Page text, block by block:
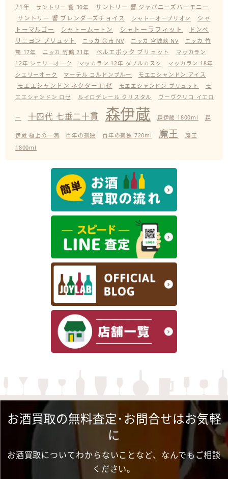
21年 サントリー 響 30年
サントリー 響 ジャパニーズハーモニー
サントリー 響 ブレンダーズチョイス
シャトーオーブリオン
シャ
トーマルゴー
シャトームートン シャトーラフィット
ドンペ
リニヨン ブリュット
ニッカ 余市 NV ニッカ 宮城峡 NV
ニッカ 竹
鶴 17年
ニッカ 竹鶴 21年 ベルエポック ブリュット
マッカラン
12年 シェリーオーク
マッカラン 12年 ダブルカスク
マッカラン 18年
シェリーオーク
マーテル コルドンブルー モエエシャンドン アイス
モエエシャンドン ネクター ロゼ モエエシャンドン ブリュット
モ
エエシャンドン ロゼ
ルイロデレール クリスタル ヴーヴクリコ イエロ
ー 十四代 七垂二十貫 森伊蔵 森伊蔵 1800ml 森
伊蔵 極上の一滴 百年の孤独 百年の孤独 720ml 魔王
魔王
1800ml
お酒買取の無料査定･お問合せはお気軽
に
お酒買取についてわからないことなど、なんでもご相談
ください。